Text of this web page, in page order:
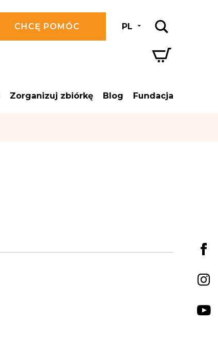
CHCĘ POMÓC PL
Zorganizuj zbiórkę Blog Fundacja